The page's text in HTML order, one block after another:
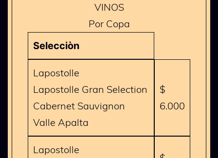
VINOS
Por Copa
Selecciòn
Lapostolle
Lapostolle Gran Selection
Cabernet Sauvignon
Valle Apalta
$
6.000
Lapostolle